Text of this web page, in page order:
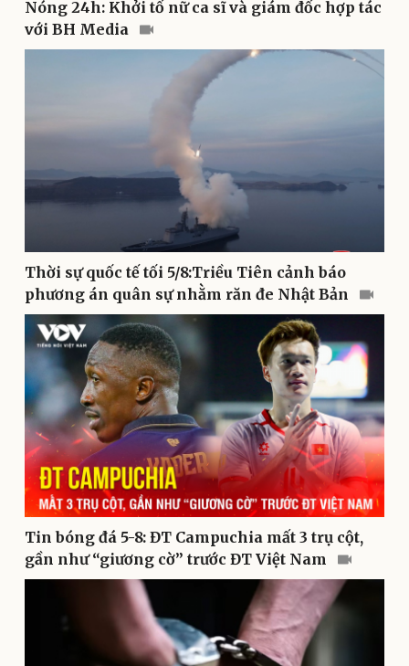
Doanh nghiệp
Thông tin doanh nghiệp
Sành điệu
Tin Công nghệ
Sức khỏe
Dinh dưỡng - món ngon
Cây thuốc
Sản phụ khoa
Nhi khoa
Nam khoa
Làm đẹp - giảm cân
Ăn sạch sống khỏe
Đời sống
Nhà đẹp
Blog
Tình yêu - Gia đình
Nóng 24h: Khởi tố nữ ca sĩ và giám đốc hợp tác
với BH Media
Thời sự quốc tế tối 5/8:Triều Tiên cảnh báo
phương án quân sự nhằm răn đe Nhật Bản
Tin bóng đá 5-8: ĐT Campuchia mất 3 trụ cột,
gần như “giương cờ” trước ĐT Việt Nam